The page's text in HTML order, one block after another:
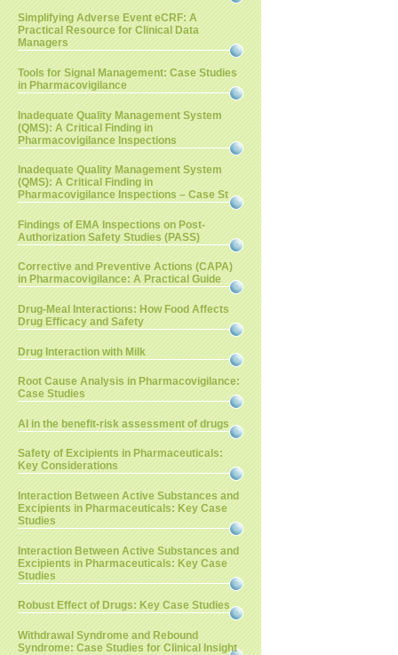
Simplifying Adverse Event eCRF: A
Practical Resource for Clinical Data
Managers
Tools for Signal Management: Case Studies
in Pharmacovigilance
Inadequate Quality Management System
(QMS): A Critical Finding in
Pharmacovigilance Inspections
Inadequate Quality Management System
(QMS): A Critical Finding in
Pharmacovigilance Inspections – Case St
Findings of EMA Inspections on Post-
Authorization Safety Studies (PASS)
Corrective and Preventive Actions (CAPA)
in Pharmacovigilance: A Practical Guide
Drug-Meal Interactions: How Food Affects
Drug Efficacy and Safety
Drug Interaction with Milk
Root Cause Analysis in Pharmacovigilance:
Case Studies
AI in the benefit-risk assessment of drugs
Safety of Excipients in Pharmaceuticals:
Key Considerations
Interaction Between Active Substances and
Excipients in Pharmaceuticals: Key Case
Studies
Interaction Between Active Substances and
Excipients in Pharmaceuticals: Key Case
Studies
Robust Effect of Drugs: Key Case Studies
Withdrawal Syndrome and Rebound
Syndrome: Case Studies for Clinical Insight